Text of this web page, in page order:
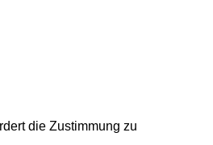
die Zustimmung zu